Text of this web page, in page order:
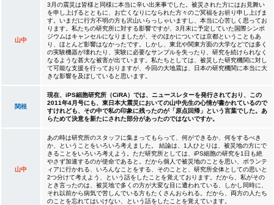
山中
3月の震災は皆様と同様に本当に辛い出来事でした。被災された方にはお見舞い
を申し上げるとともに、お亡くなりになられた方々のご冥福をお祈り申し上げま
す。いまだに行方不明の方も沢山いらっしゃいますし、本当に心苦しく思ってお
ります。私たちの研究所に対する影響ですが、3月末に予定していた国際シンポ
ジウムはキャンセルになりましたが、そのほかについては京都ということもあ
り、ほとんど影響はなかったです。しかし、東北や関東方面の大学などでは多く
の実験機器が壊れたり、実験に必要なサンプルを失ったり、研究を続けられなく
なるような甚大な被害が出ています。私たちとしては、被災した研究機関に対し
て可能な支援を行っておりますが、今回の大地震は、日本の研究機関に本当に大
きな影響を及ぼしていると思います。
関根
現在、iPS細胞研究所（CiRA）では、ニュースレターを発行されており、この
2011年4月号にも、東日本大震災においての山中先生の心情が書かれているので
すけれども、その中で私の印象に残ったのが「原点回帰」という言葉でした。あ
らためて決意を新たにされた部分があったのではないですか。
山中
あの時は研究所のスタッフに集まってもらって、何ができるか、何をするべき
か、ということをいろいろ考えました。 結論は、1人ひとりは、被災地の方にで
きることをいろいろ考えよう。ただ研究所としては、iPS細胞の研究を1日も絶
やさず加速するのが使命であると。だから個人で被災地のことを思い、ボランテ
ィアに行かれる、いろんなことをする、そのことと、研究所全体としての思いと
2つ分けて考えよう、という話をしたことを覚えております。だから、私がその
とき言ったのは、被災地で多くの方が大変な目に遭われている、しかし同時に、
それ以前から病気で苦しんでいる方もたくさんおられる。だから、両方の人たち
のことを忘れてはいけない、という話をしたことを覚えています。